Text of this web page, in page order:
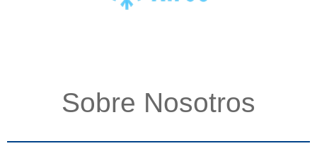
Sobre Nosotros